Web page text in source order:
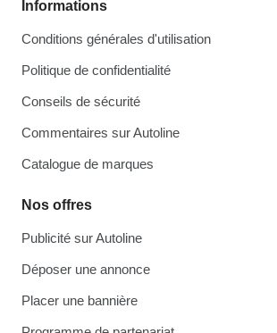
Informations
Conditions générales d'utilisation
Politique de confidentialité
Conseils de sécurité
Commentaires sur Autoline
Catalogue de marques
Nos offres
Publicité sur Autoline
Déposer une annonce
Placer une bannière